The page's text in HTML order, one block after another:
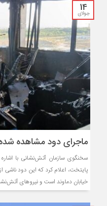
14
جولای
ماجرای دود مشاهده
سخنگوی سازمان آتش‌نشانی با
پایتخت، اعلام کرد که این دود
خیابان دماوند است و نیروهای